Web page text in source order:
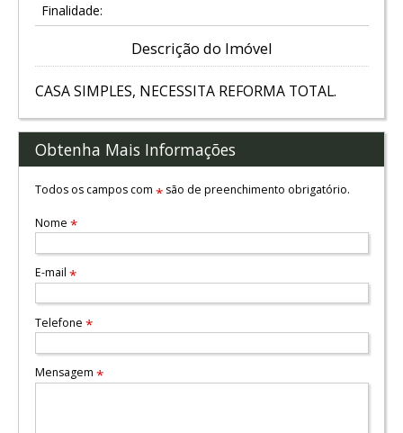
Finalidade:
Descrição do Imóvel
CASA SIMPLES, NECESSITA REFORMA TOTAL.
Obtenha Mais Informações
Todos os campos com *são de preenchimento obrigatório.
Nome *
E-mail *
Telefone *
Mensagem *